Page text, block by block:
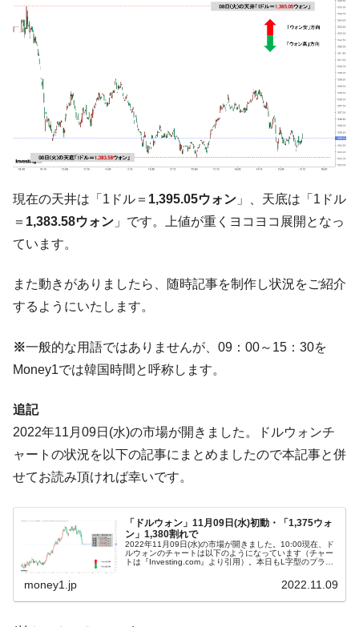
『Money1』
ン』1人当たり賠償10万ウォンを認定 ⇒ 総額3兆7,000億
『Money1』
『Money1』
韓国型イージス搭載の次世代駆逐艦
「KDDX」1番艦、2032年竣工と公示
『Money1』
【対日本円】ウォン安が急進！ 日米の協調
に韓国がいっちょがみしたのでは。
『Money1』
韓国政府『BYD』車への補助金を全廃 ⇒ 実
は韓国で『BYD』車は売れている。6カ月で対前年同期比
『Money1』
く空港に詰めかけ「出て行け！」「極右勢力」のプラカー
『Money1』
韓国政府「2035年までに18.4GW規模のAIデ
ータセンター整備」⇒ だから無理だってば。
『Money1』
JPモルガン「韓国レバレッジETFの清算は
ほぼ終わった」
発。
『Money1』
韓国政府「ニセＫ-ブランドを通報しようキ
ャンペーン」⇒ あの名物教授も登場！
『Money1』
韓国「橋が落ちました」⇒ 耐久性「なさす
『Money1』
韓国鉄鋼最大手『POSCO』ズブズブ沈む。
営業利益80.2％も減少
『Money1』
米国下院「韓国の公務員個人をターゲット
にぶん殴る法案」提出！⇒ クーパン問題は合衆国企業に対
する差別。許してはおかぬ
現在の天井は「1ドル＝ 1,395.05ウォン 」、天底は「1ドル
＝ 1,383.58ウォン 」です。上値が重くヨコヨコ展開となっ
ています。
また動きがありましたら、随時記事を制作し状況をご紹介
するようにいたします。
※一般的な用語ではありませんが、09：00～15：30を
Money1では韓国時間と呼称します。
追記
2022年11月09日(水)の市場が開きました。ドルウォンチ
ャートの状況を以下の記事にまとめましたので本記事と併
せてお読み頂ければ幸いです。
「ドルウォン」11月09日(水)初動・「1,375ウォ
ン」1,380割れで
2022年11月09日(水)の市場が開きました。10:00現在、ド
ルウォンのチャートは以下のようになっています（チャー
トは『Investing.com』より引用）。本日もL字型のプライ
money1.jp 2022.11.09